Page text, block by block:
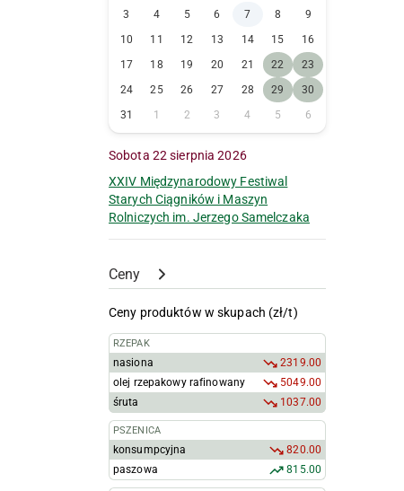
3
4 5 6 7 8
9
10
11 12 13 14 15
16
17
18 19 20 21 22
23
24
25 26 27 28 29
30
31
1 2 3 4 5 6
Sobota 22 sierpnia 2026
XXIV Międzynarodowy Festiwal
Starych Ciągników i Maszyn
Rolniczych im. Jerzego Samelczaka
Ceny
Ceny produktów w skupach (zł/t)
RZEPAK
nasiona
2319.00
olej rzepakowy rafinowany
5049.00
śruta
1037.00
PSZENICA
konsumpcyjna
820.00
paszowa
815.00